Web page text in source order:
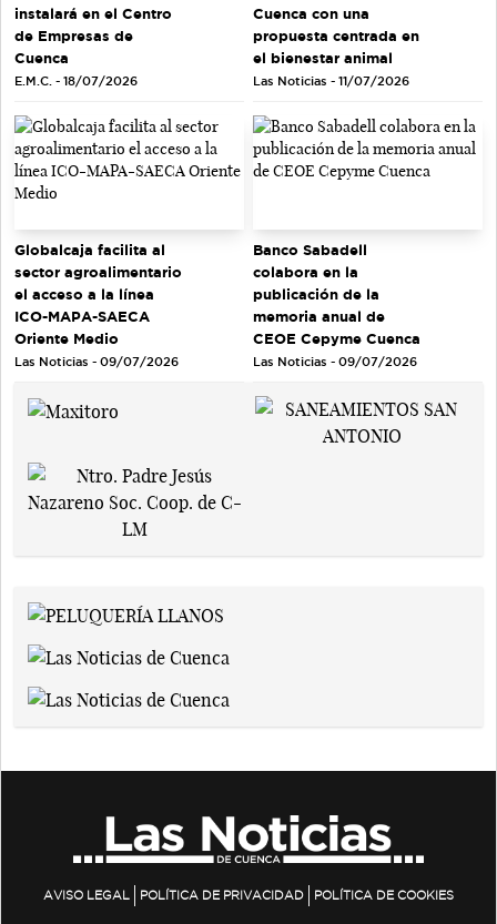
instalará en el Centro
de Empresas de
Cuenca
E.M.C. - 18/07/2026
Cuenca con una
propuesta centrada en
el bienestar animal
Las Noticias - 11/07/2026
Globalcaja facilita al
sector agroalimentario
el acceso a la línea
ICO-MAPA-SAECA
Oriente Medio
Las Noticias - 09/07/2026
Banco Sabadell
colabora en la
publicación de la
memoria anual de
CEOE Cepyme Cuenca
Las Noticias - 09/07/2026
AVISO LEGAL POLÍTICA DE PRIVACIDAD POLÍTICA DE COOKIES